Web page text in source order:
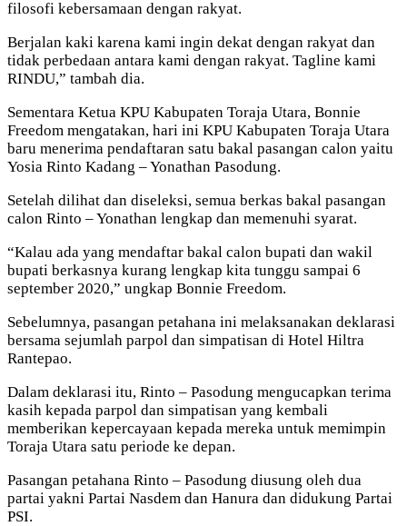
filosofi kebersamaan dengan rakyat.
Berjalan kaki karena kami ingin dekat dengan rakyat dan
tidak perbedaan antara kami dengan rakyat. Tagline kami
RINDU,” tambah dia.
Sementara Ketua KPU Kabupaten Toraja Utara, Bonnie
Freedom mengatakan, hari ini KPU Kabupaten Toraja Utara
baru menerima pendaftaran satu bakal pasangan calon yaitu
Yosia Rinto Kadang – Yonathan Pasodung.
Setelah dilihat dan diseleksi, semua berkas bakal pasangan
calon Rinto – Yonathan lengkap dan memenuhi syarat.
“Kalau ada yang mendaftar bakal calon bupati dan wakil
bupati berkasnya kurang lengkap kita tunggu sampai 6
september 2020,” ungkap Bonnie Freedom.
Sebelumnya, pasangan petahana ini melaksanakan deklarasi
bersama sejumlah parpol dan simpatisan di Hotel Hiltra
Rantepao.
Dalam deklarasi itu, Rinto – Pasodung mengucapkan terima
kasih kepada parpol dan simpatisan yang kembali
memberikan kepercayaan kepada mereka untuk memimpin
Toraja Utara satu periode ke depan.
Pasangan petahana Rinto – Pasodung diusung oleh dua
partai yakni Partai Nasdem dan Hanura dan didukung Partai
PSI.